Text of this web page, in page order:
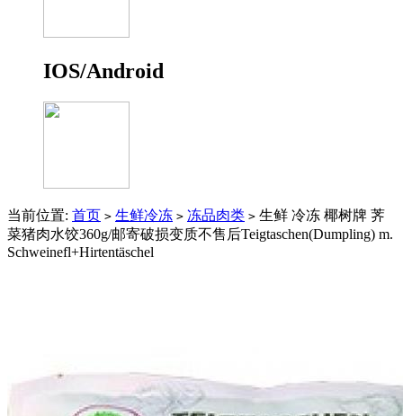
IOS/Android
当前位置: 首页 > 生鲜冷冻 > 冻品肉类 > 生鲜 冷冻 椰树牌 荠
菜猪肉水饺360g/邮寄破损变质不售后Teigtaschen(Dumpling) m.
Schweinefl+Hirtentäschel